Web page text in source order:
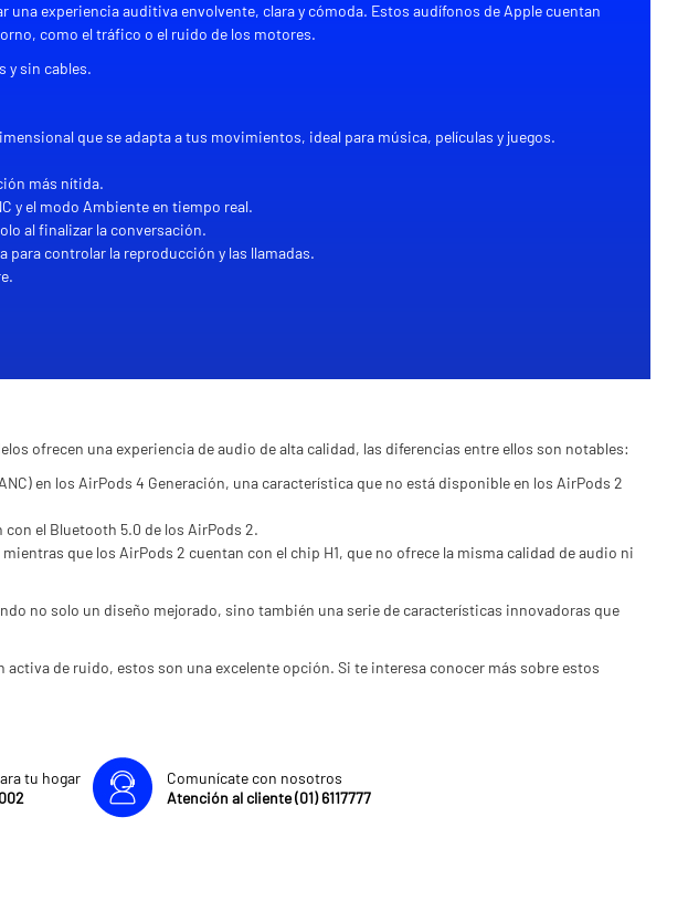
experiencia auditiva envolvente, clara y cómoda. Estos audífonos de Apple cuentan
como el tráfico o el ruido de los motores.
y sin cables.
que se adapta a tus movimientos, ideal para música, películas y juegos.
más nítida.
y el modo Ambiente en tiempo real.
al finalizar la conversación.
controlar la reproducción y las llamadas.
ofrecen una experiencia de audio de alta calidad, las diferencias entre ellos son notables:
en los AirPods 4 Generación, una característica que no está disponible en los AirPods 2
el Bluetooth 5.0 de los AirPods 2.
que los AirPods 2 cuentan con el chip H1, que no ofrece la misma calidad de audio ni
no solo un diseño mejorado, sino también una serie de características innovadoras que
de ruido, estos son una excelente opción. Si te interesa conocer más sobre estos
tu hogar
Comunícate con nosotros
Atención al cliente (01) 6117777